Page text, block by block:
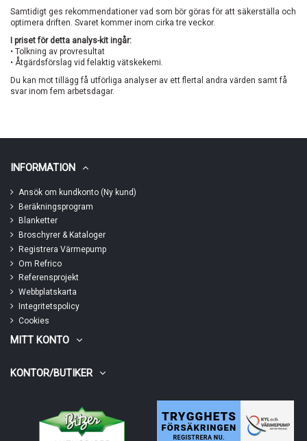
Samtidigt ges rekommendationer vad som bör göras för att säkerställa och
optimera driften. Svaret kommer inom cirka tre veckor.
I priset för detta analys-kit ingår:
• Tolkning av provresultat
• Åtgärdsförslag vid felaktig vätskekemi.
Du kan mot tillägg få utförliga analyser av ett flertal andra värden samt få
svar inom fem arbetsdagar.
INFORMATION
Ansök om kundkonto (Ny kund)
Beräkningsprogram
Blanketter
Broschyrer & Kataloger
Registrera Värmepump
Om Refrico
Referensprojekt
Webbplatskarta
Integritetspolicy
Cookies
MITT KONTO
KONTOR/BUTIKER